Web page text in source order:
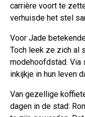
carrière voort te
verhuisde het stel
Voor Jade
Toch leek ze zich al
modehoofdstad. Via
inkijkje in hun leven
Van gezellige
dagen in de stad: